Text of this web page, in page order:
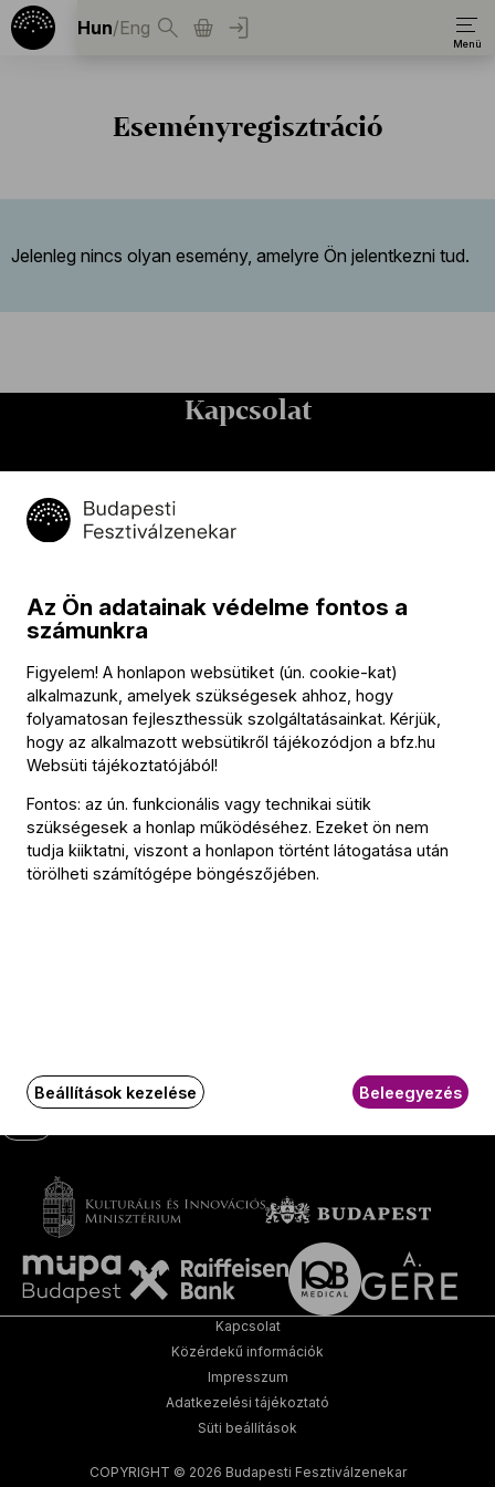
Hun/Eng
Eseményregisztráció
Jelenleg nincs olyan esemény, amelyre Ön jelentkezni tud.
Kapcsolat
1034 Budapest,
Selmeci utca 14–16.
Jegyiroda címe:
1036 Budapest,
+36 1 489 4330
BFZ-hírlevél
Értesüljön elsőként a zenekarunkkal kapcsolatos hírekről
e-mailben!
E-mail-cím
COPYRIGHT © 2026 Budapesti Fesztiválzenekar
Kapcsolat
Közérdekű információk
Impresszum
Adatkezelési tájékoztató
Süti beállítások
Az Ön adatainak védelme fontos a
számunkra
Figyelem! A honlapon websütiket (ún. cookie-kat)
alkalmazunk, amelyek szükségesek ahhoz, hogy
folyamatosan fejleszthessük szolgáltatásainkat. Kérjük,
hogy az alkalmazott websütikről tájékozódjon a bfz.hu
Websüti tájékoztatójából!
Fontos: az ún. funkcionális vagy technikai sütik
szükségesek a honlap működéséhez. Ezeket ön nem
tudja kiiktatni, viszont a honlapon történt látogatása után
törölheti számítógépe böngészőjében.
Beállítások kezelése Beleegyezés